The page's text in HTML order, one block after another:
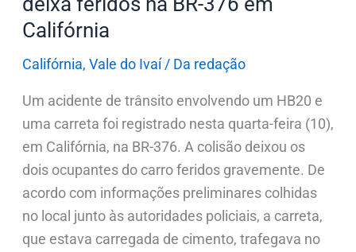
Califórnia
Califórnia, Vale do Ivaí/ Da redação
Um acidente de trânsito envolvendo um HB20 e
uma carreta foi registrado nesta quarta-feira (10),
em Califórnia, na BR-376. A colisão deixou os
dois ocupantes do carro feridos gravemente. De
acordo com informações preliminares colhidas
no local junto às autoridades policiais, a carreta,
que estava carregada de cimento, trafegava no
Califórnia